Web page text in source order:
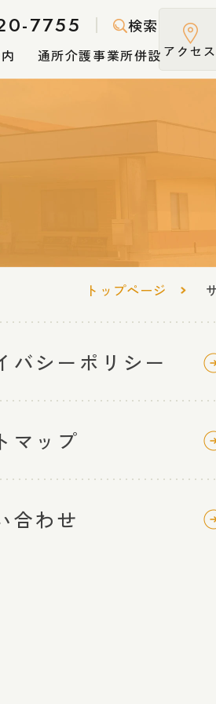
7755 検索
通所介護事業所併設
外来診療担当
機能強化加算
加算
いて
アクセス
トップページ
バシーポリシー
マップ
合わせ